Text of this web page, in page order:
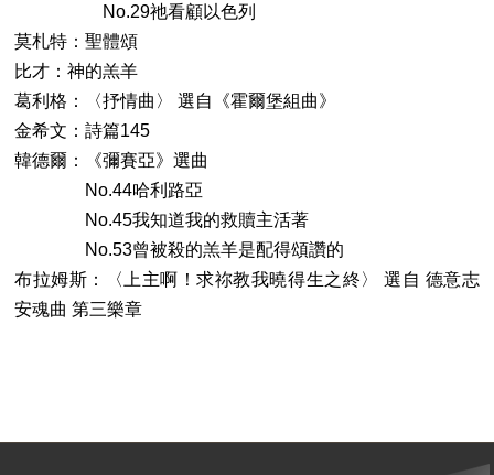
No.29祂看顧以色列
莫札特：聖體頌
比才：神的羔羊
葛利格：〈抒情曲〉 選自《霍爾堡組曲》
金希文：詩篇145
韓德爾：《彌賽亞》選曲
No.44哈利路亞
No.45我知道我的救贖主活著
No.53曾被殺的羔羊是配得頌讚的
布拉姆斯：〈上主啊！求祢教我曉得生之終〉 選自 德意志
安魂曲 第三樂章